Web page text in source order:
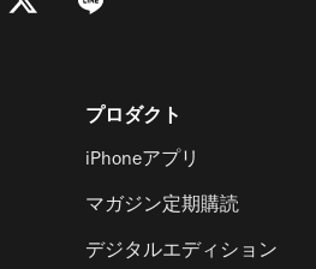
プロダクト
iPhoneアプリ
マガジン定期購読
デジタルエディション